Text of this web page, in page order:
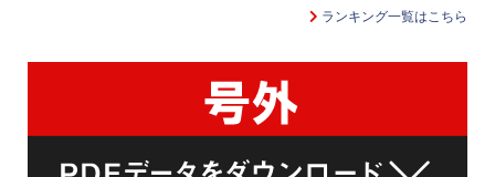
ランキング一覧はこちら